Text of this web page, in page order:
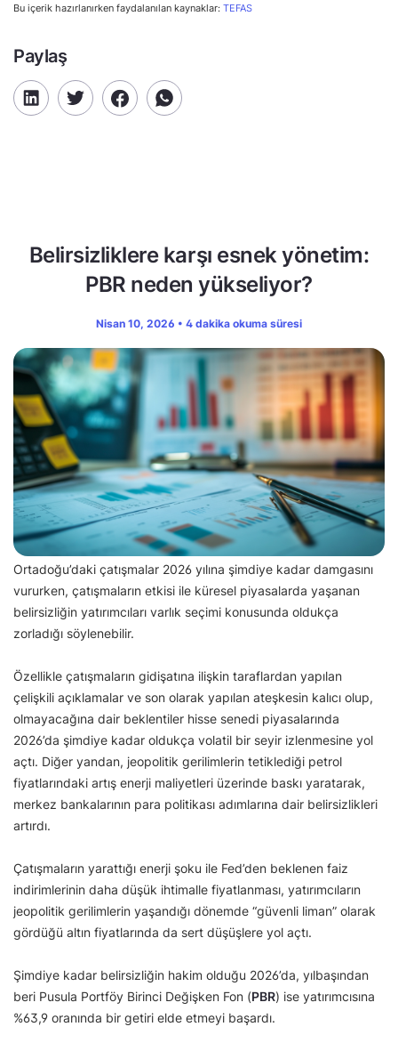
Bu içerik hazırlanırken faydalanılan kaynaklar: TEFAS
Paylaş
Belirsizliklere karşı esnek yönetim:
PBR neden yükseliyor?
Nisan 10, 2026 • 4 dakika okuma süresi
Ortadoğu’daki çatışmalar 2026 yılına şimdiye kadar damgasını
vururken, çatışmaların etkisi ile küresel piyasalarda yaşanan
belirsizliğin yatırımcıları varlık seçimi konusunda oldukça
zorladığı söylenebilir.
Özellikle çatışmaların gidişatına ilişkin taraflardan yapılan
çelişkili açıklamalar ve son olarak yapılan ateşkesin kalıcı olup,
olmayacağına dair beklentiler hisse senedi piyasalarında
2026’da şimdiye kadar oldukça volatil bir seyir izlenmesine yol
açtı. Diğer yandan, jeopolitik gerilimlerin tetiklediği petrol
fiyatlarındaki artış enerji maliyetleri üzerinde baskı yaratarak,
merkez bankalarının para politikası adımlarına dair belirsizlikleri
artırdı.
Çatışmaların yarattığı enerji şoku ile Fed’den beklenen faiz
indirimlerinin daha düşük ihtimalle fiyatlanması, yatırımcıların
jeopolitik gerilimlerin yaşandığı dönemde “güvenli liman” olarak
gördüğü altın fiyatlarında da sert düşüşlere yol açtı.
Şimdiye kadar belirsizliğin hakim olduğu 2026’da, yılbaşından
beri Pusula Portföy Birinci Değişken Fon (PBR) ise yatırımcısına
%63,9 oranında bir getiri elde etmeyi başardı.